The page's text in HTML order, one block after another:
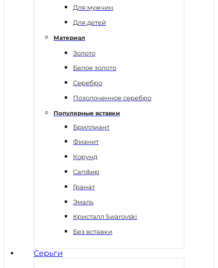
Для мужчин
Для детей
Материал
Золото
Белое золото
Серебро
Позолоченное серебро
Популярные вставки
Бриллиант
Фианит
Корунд
Сапфир
Гранат
Эмаль
Кристалл Swarovski
Без вставки
Серьги